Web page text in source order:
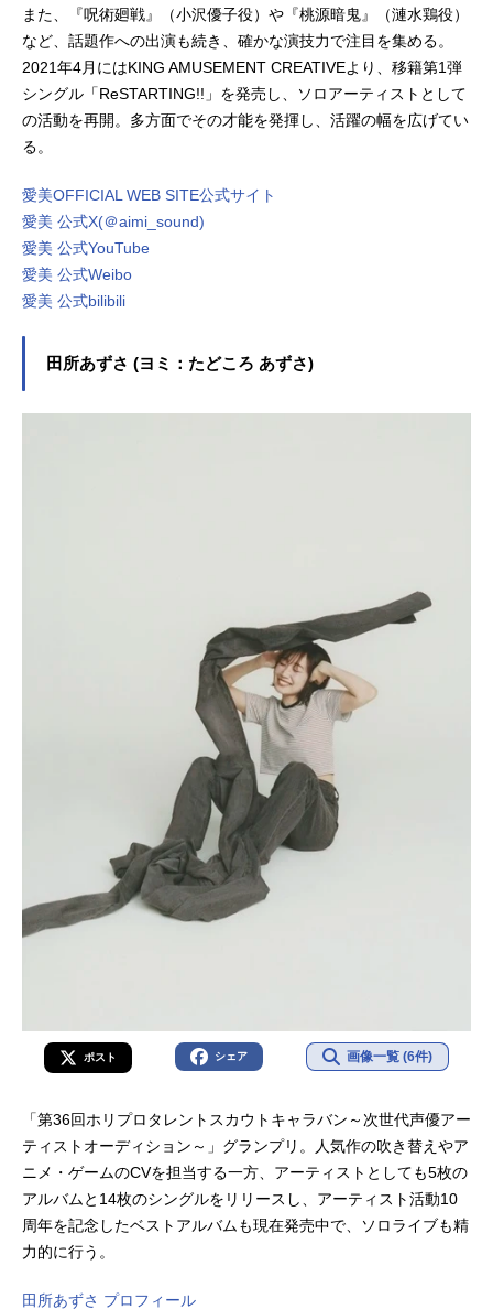
また、『呪術廻戦』（小沢優子役）や『桃源暗鬼』（漣水鶏役）
など、話題作への出演も続き、確かな演技力で注目を集める。
2021年4月にはKING AMUSEMENT CREATIVEより、移籍第1弾
シングル「ReSTARTING!!」を発売し、ソロアーティストとして
の活動を再開。多方面でその才能を発揮し、活躍の幅を広げてい
る。
愛美OFFICIAL WEB SITE公式サイト
愛美 公式X(＠aimi_sound)
愛美 公式YouTube
愛美 公式Weibo
愛美 公式bilibili
田所あずさ (ヨミ：たどころ あずさ)
ポスト シェア 画像一覧 (6件)
「第36回ホリプロタレントスカウトキャラバン～次世代声優アー
ティストオーディション～」グランプリ。人気作の吹き替えやア
ニメ・ゲームのCVを担当する一方、アーティストとしても5枚の
アルバムと14枚のシングルをリリースし、アーティスト活動10
周年を記念したベストアルバムも現在発売中で、ソロライブも精
力的に行う。
田所あずさ プロフィール